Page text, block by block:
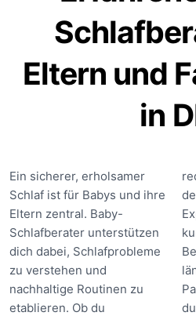
Eltern und
in
Ein sicherer, erholsamer
Schlaf ist für Babys und ihre
Eltern zentral. Baby-
Schlafberater unterstützen
dich dabei, Schlafprobleme
zu verstehen und
nachhaltige Routinen zu
etablieren. Ob du